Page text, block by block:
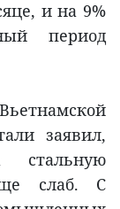
и на 9%
период
заявил,
слаб. С